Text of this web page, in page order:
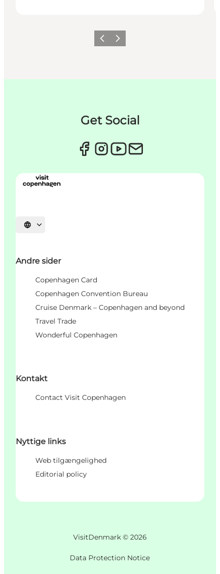
Previous
Next
Get Social
Select language
Andre sider
Copenhagen Card
Copenhagen Convention Bureau
Cruise Denmark – Copenhagen and beyond
Travel Trade
Wonderful Copenhagen
Kontakt
Contact Visit Copenhagen
Nyttige links
Web tilgængelighed
Editorial policy
VisitDenmark © 2026
Data Protection Notice